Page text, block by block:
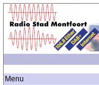
Menu